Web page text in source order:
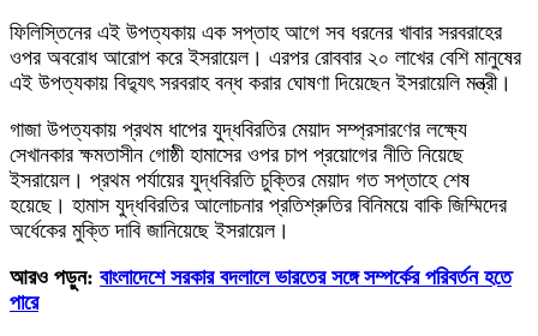
ফিলিস্তিনের এই উপত্যকায় এক সপ্তাহ আগে সব ধরনের খাবার সরবরাহের
ওপর অবরোধ আরোপ করে ইসরায়েল। এরপর রোববার ২০ লাখের বেশি মানুষের
এই উপত্যকায় বিদ্যুৎ সরবরাহ বন্ধ করার ঘোষণা দিয়েছেন ইসরায়েলি মন্ত্রী।
গাজা উপত্যকায় প্রথম ধাপের যুদ্ধবিরতির মেয়াদ সম্প্রসারণের লক্ষ্যে
সেখানকার ক্ষমতাসীন গোষ্ঠী হামাসের ওপর চাপ প্রয়োগের নীতি নিয়েছে
ইসরায়েল। প্রথম পর্যায়ের যুদ্ধবিরতি চুক্তির মেয়াদ গত সপ্তাহে শেষ
হয়েছে। হামাস যুদ্ধবিরতির আলোচনার প্রতিশ্রুতির বিনিময়ে বাকি জিম্মিদের
অর্ধেকের মুক্তি দাবি জানিয়েছে ইসরায়েল।
আরও পড়ুন: বাংলাদেশে সরকার বদলালে ভারতের সঙ্গে সম্পর্কের পরিবর্তন হতে
পারে